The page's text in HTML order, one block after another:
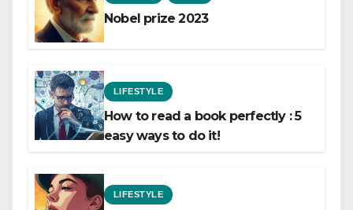
Nobel prize 2023
LIFESTYLE
How to read a book perfectly : 5
easy ways to do it!
LIFESTYLE